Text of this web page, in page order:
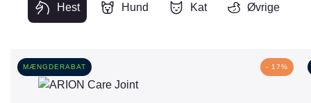
Hest Hund Kat Øvrige
- 17%
MÆNGDERABAT